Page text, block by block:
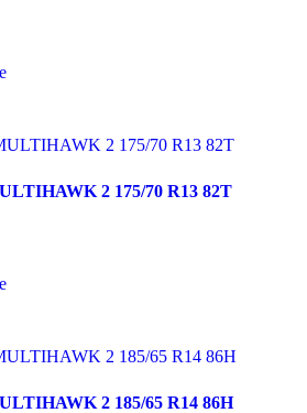
2 175/70 R13 82T
2 185/65 R14 86H